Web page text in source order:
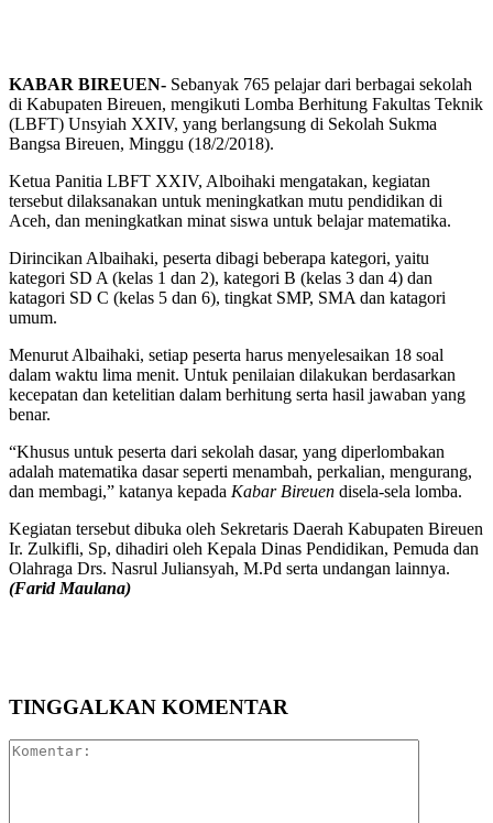
KABAR BIREUEN- Sebanyak 765 pelajar dari berbagai sekolah
di Kabupaten Bireuen, mengikuti Lomba Berhitung Fakultas Teknik
(LBFT) Unsyiah XXIV, yang berlangsung di Sekolah Sukma
Bangsa Bireuen, Minggu (18/2/2018).
Ketua Panitia LBFT XXIV, Alboihaki mengatakan, kegiatan
tersebut dilaksanakan untuk meningkatkan mutu pendidikan di
Aceh, dan meningkatkan minat siswa untuk belajar matematika.
Dirincikan Albaihaki, peserta dibagi beberapa kategori, yaitu
kategori SD A (kelas 1 dan 2), kategori B (kelas 3 dan 4) dan
katagori SD C (kelas 5 dan 6), tingkat SMP, SMA dan katagori
umum.
Menurut Albaihaki, setiap peserta harus menyelesaikan 18 soal
dalam waktu lima menit. Untuk penilaian dilakukan berdasarkan
kecepatan dan ketelitian dalam berhitung serta hasil jawaban yang
benar.
“Khusus untuk peserta dari sekolah dasar, yang diperlombakan
adalah matematika dasar seperti menambah, perkalian, mengurang,
dan membagi,” katanya kepada Kabar Bireuen disela-sela lomba.
Kegiatan tersebut dibuka oleh Sekretaris Daerah Kabupaten Bireuen
Ir. Zulkifli, Sp, dihadiri oleh Kepala Dinas Pendidikan, Pemuda dan
Olahraga Drs. Nasrul Juliansyah, M.Pd serta undangan lainnya.
(Farid Maulana)
TINGGALKAN KOMENTAR